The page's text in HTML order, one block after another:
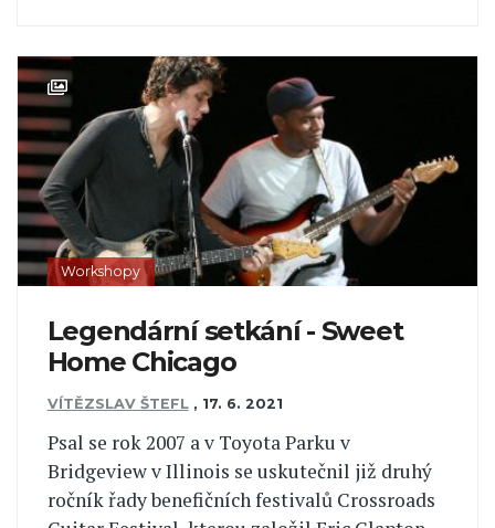
Workshopy
Legendární setkání - Sweet
Home Chicago
VÍTĚZSLAV ŠTEFL , 17. 6. 2021
Psal se rok 2007 a v Toyota Parku v
Bridgeview v Illinois se uskutečnil již druhý
ročník řady benefičních festivalů Crossroads